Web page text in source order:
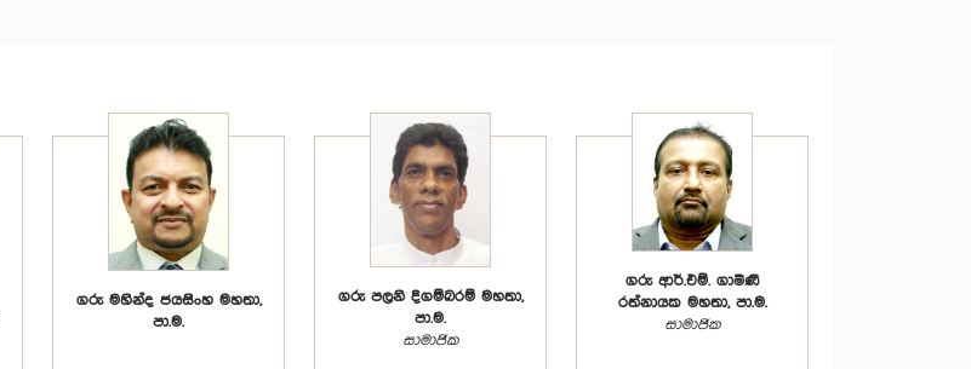
ගරු මහින්ද ජයසිංහ මහතා,
පා.ම.
ගරු පලනි දිගම්බරම් මහතා,
පා.ම.
සාමාජික
ගරු ආර්.එම්. ගාමිණී
රත්නායක මහතා, පා.ම.
සාමාජික